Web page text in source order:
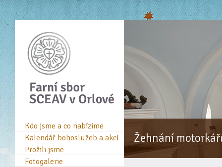
Kdo jsme a co nabízíme
Kalendář bohoslužeb a akcí
Prožili jsme
Fotogalerie
Žehnání